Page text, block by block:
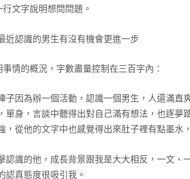
文字說明想問問題。
認識的男生有沒有機會更進一步
情的概況，字數盡量控制在三百字內：
因為辦一個活動，認識一個男生，人還滿直
身，言談中聽得出對自己滿有想法，也逐夢
從他的文字中也感覺得出來肚子裡有點墨水
識的他，成長背景跟我是大大相反，一文、
真態度很吸引我。